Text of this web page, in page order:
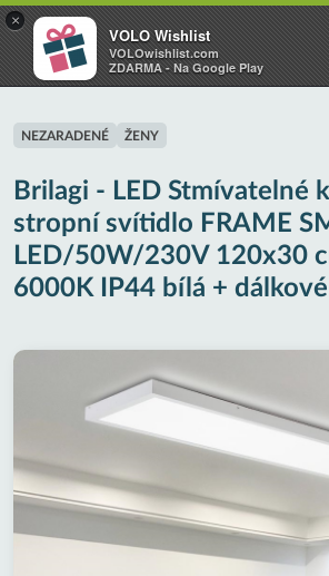
VOLO
Váš online wishlist
×
VOLO Wishlist
VOLOwishlist.com
ZDARMA - Na Google Play
NEZARADENÉ ŽENY
Brilagi - LED Stmívatelné
stropní svítidlo FRAME
LED/50W/230V 120x30
6000K IP44 bílá +